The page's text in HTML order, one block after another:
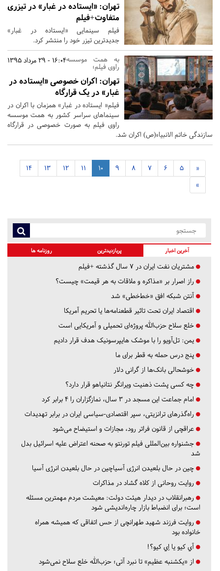
تهران: «ایستاده در غبار» در تیزری
متفاوت+فیلم
فیلم سینمایی «ایستاده در غبار»
جدیدترین تیزر خود را منتشر کرد.
16:04 - 29 مرداد 1395به همت موسسه
راوی فیلم؛
تهران: اکران خصوصی «ایستاده در
غبار» در یک قرارگاه
فیلم« ایستاده در غبار» همزمان با اکران در
سینماهای سراسر کشور به همت موسسه
راوی فیلم به صورت خصوصی در قرارگاه
سازندگی خاتم الانبیاء(ص) اکران شد.
«
5
6
7
8
9
10
11
12
13
14
»
آخرین اخبار پربازدیدترین روزنامه ها
مشتریان نفت ایران در ۷ سال گذشته +فیلم
راز اصرار بر «مذاکره و ملاقات به هر قیمت» چیست؟
آنتن شبکه افق «خط‌خطی» شد
اقتصاد ایران تحت تاثیر قطعنامه‌ها یا تحریم‌ آمریکا
خلع سلاح حزب‌الله پروژه‌ای تحمیلی و آمریکایی است
یمن: تل‌آویو را با موشک هایپرسونیک هدف قرار دادیم
پنج درس‌ حمله به قطر برای ما
خوشحالی بانک‌ها از گرانی دلار
چه کسی پشت ذهنیت ویرانگر نتانیاهو قرار دارد؟
امام جماعت این مسجد در ۳ سال، نمازگزاران را ۴ برابر کرد
راه‌گذرهای ترانزیتی، سپر اقتصادی-سیاسی ایران در برابر تهدیدات
عراقچی از قانون فراتر رود، مجازات و استیضاح می‌شود
جشنواره بین‌المللی فیلم تورنتو به صحنه اعتراض علیه اسرائیل بدل
شد
چین در حال بلعیدن انرژی آسیاچین در حال بلعیدن انرژی آسیا
روایت روحانی از کلاه گشاد در مذاکرات
رهبرانقلاب در دیدار هیئت دولت: معیشت مردم مهمترین مسئله
است؛ برای انضباط بازار چاره‌اندیشی شود
روایت فرزند شهید طهرانچی از حس اتفاقی که همیشه همراه
خانواده بود
آي كيو يا اِي كيو؟!
از «یکشنبه عظیم» تا نبرد آتی؛ حزب‌الله خلع سلاح نمی‌شود